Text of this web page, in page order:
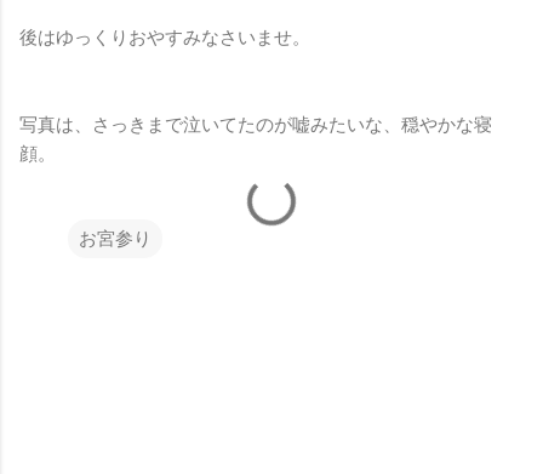
後はゆっくりおやすみなさいませ。
写真は、さっきまで泣いてたのが嘘みたいな、穏やかな寝
顔。
お宮参り